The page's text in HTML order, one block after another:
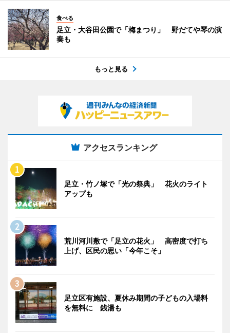
食べる
足立・大谷田公園で「梅まつり」 野だてや琴の演
奏も
もっと見る
アクセスランキング
足立・竹ノ塚で「光の祭典」 花火のライト
アップも
荒川河川敷で「足立の花火」 高密度で打ち
上げ、区民の思い「今年こそ」
足立区有施設、夏休み期間の子どもの入場料
を無料に 銭湯も